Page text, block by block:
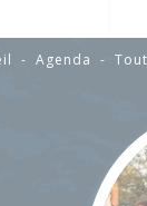
et
:
dans les
Pôles culturels
- Agenda -